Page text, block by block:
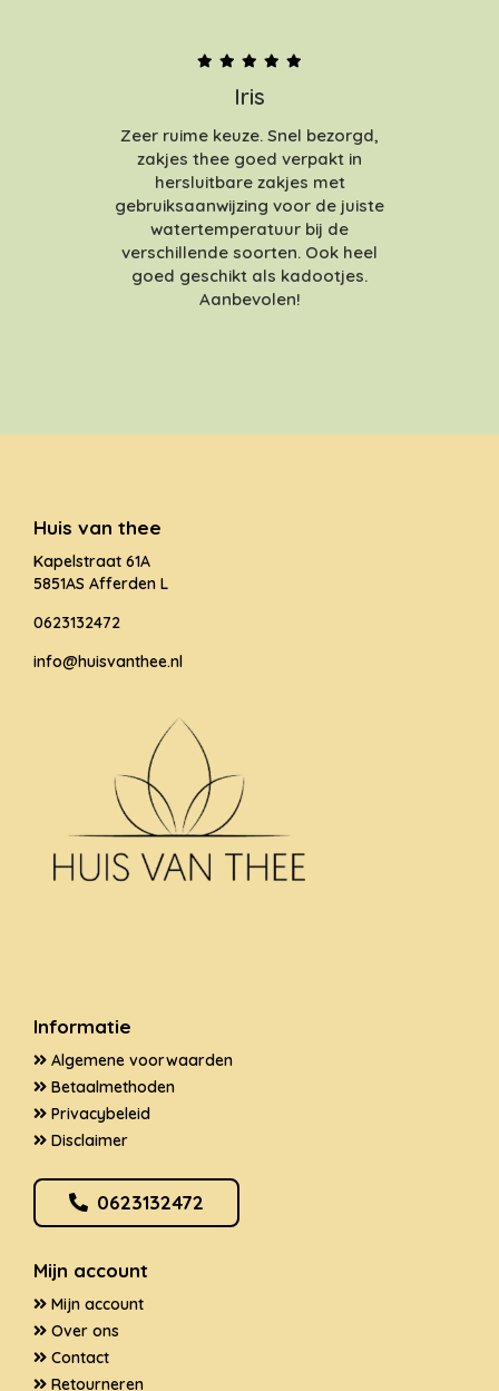
Iris
Zeer ruime keuze. Snel bezorgd,
zakjes thee goed verpakt in
hersluitbare zakjes met
gebruiksaanwijzing voor de juiste
watertemperatuur bij de
verschillende soorten. Ook heel
goed geschikt als kadootjes.
Aanbevolen!
Huis van thee
Kapelstraat 61A
5851AS Afferden L
0623132472
info@huisvanthee.nl
Informatie
Algemene voorwaarden
Betaalmethoden
Privacybeleid
Disclaimer
0623132472
Mijn account
Mijn account
Over ons
Contact
Retourneren